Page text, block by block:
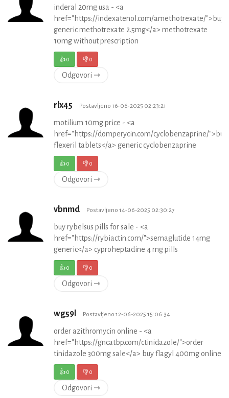
inderal 20mg usa - <a
href="https://indexatenol.com/amethotrexate/">buy
generic methotrexate 2.5mg</a> methotrexate
10mg without prescription
👍0 👎0
Odgovori ⇾
rlx45 Postavljeno 16-06-2025 02:23:21
motilium 10mg price - <a
href="https://domperycin.com/cyclobenzaprine/">buy
flexeril tablets</a> generic cyclobenzaprine
👍0 👎0
Odgovori ⇾
vbnmd Postavljeno 14-06-2025 02:30:27
buy rybelsus pills for sale - <a
href="https://rybiactin.com/">semaglutide 14mg
generic</a> cyproheptadine 4 mg pills
👍0 👎0
Odgovori ⇾
wg59l Postavljeno 12-06-2025 15:06:34
order azithromycin online - <a
href="https://gncatbp.com/ctinidazole/">order
tinidazole 300mg sale</a> buy flagyl 400mg online
👍0 👎0
Odgovori ⇾